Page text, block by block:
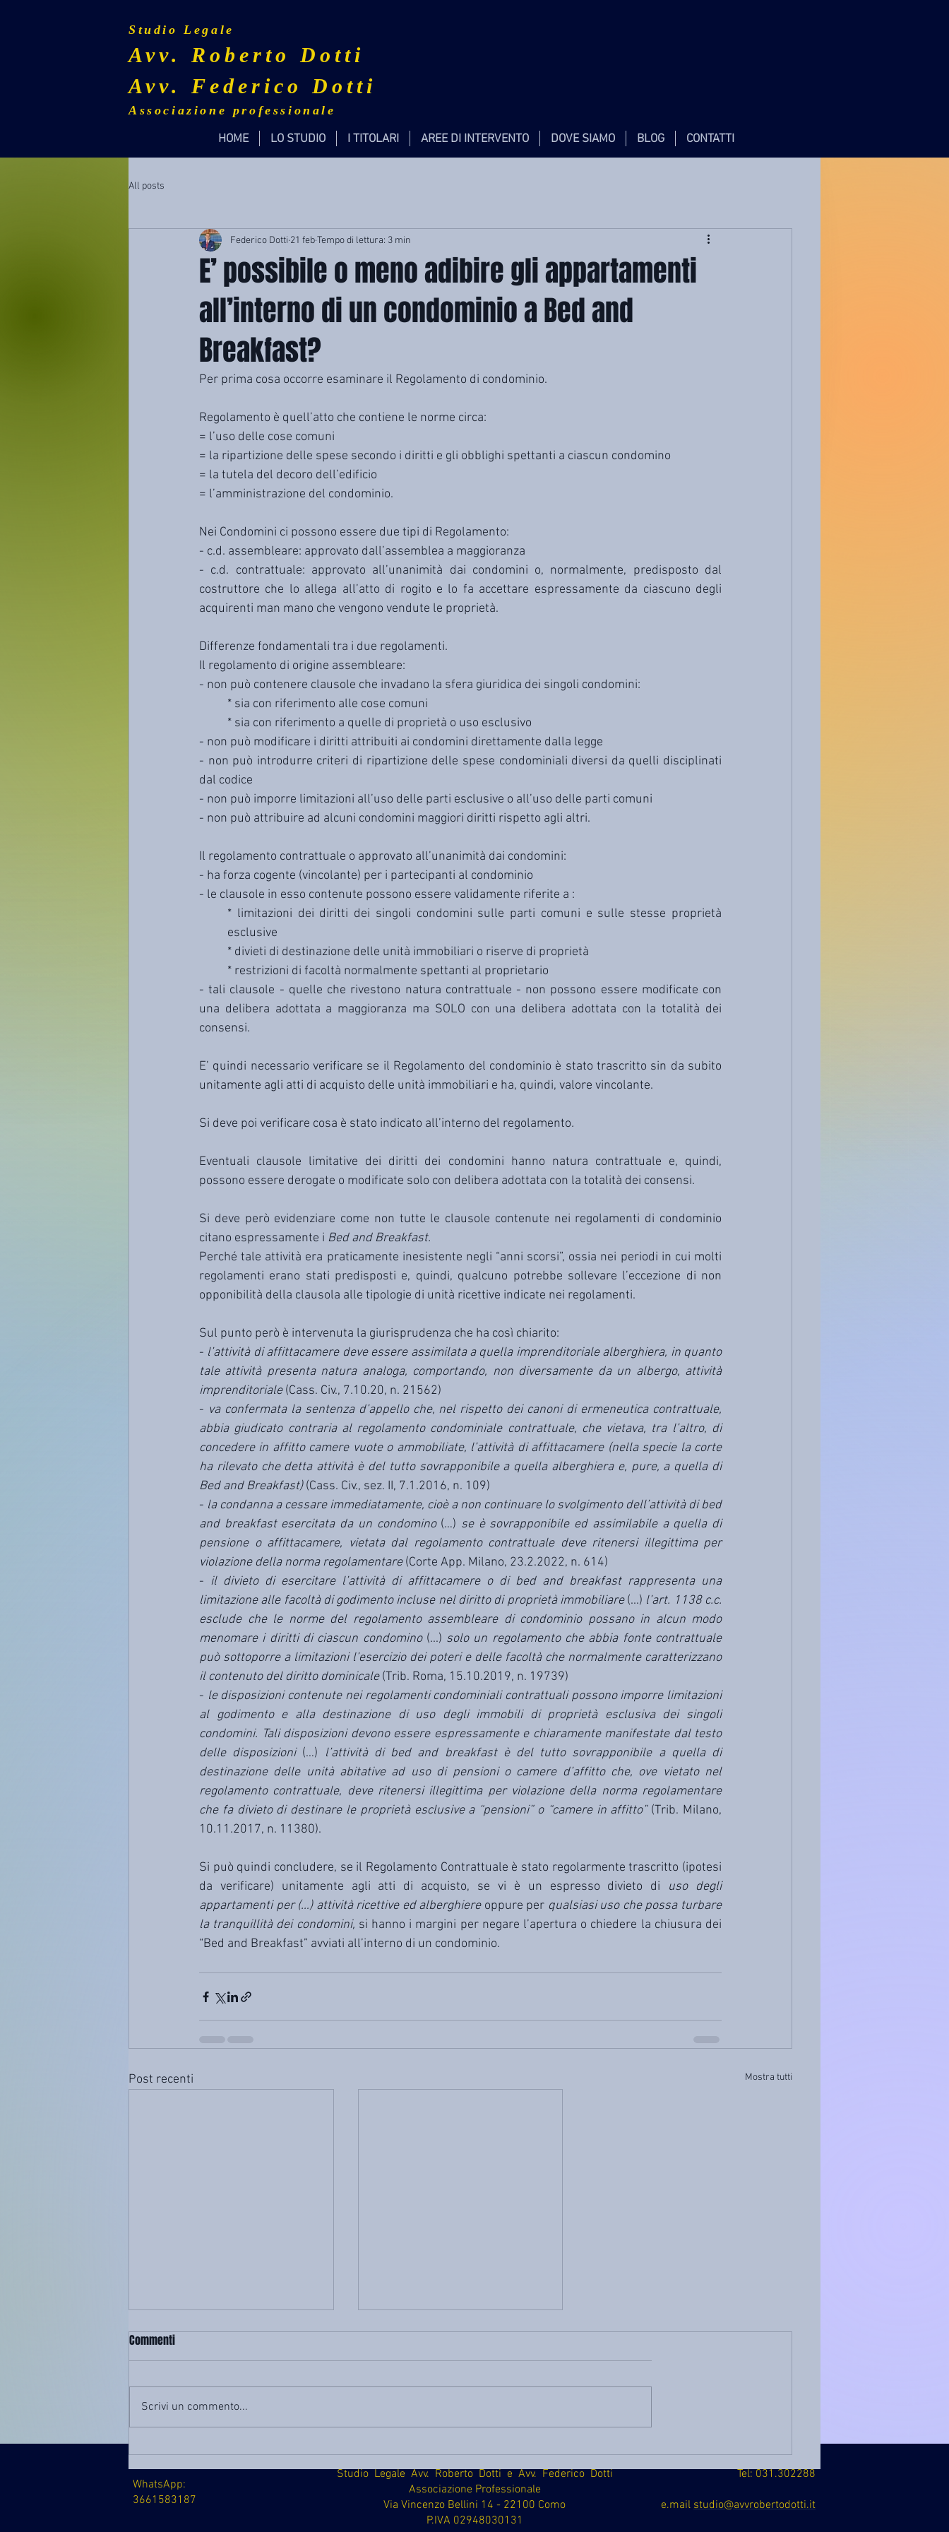
Studio Legale
Avv. Roberto Dotti
Avv. Federico Dotti
Associazione professionale
HOME LO STUDIO I TITOLARI AREE DI INTERVENTO DOVE SIAMO BLOG CONTATTI
All posts
E’ possibile o meno adibire gli appartamenti
all’interno di un condominio a Bed and
Breakfast?
Federico Dotti 21 febTempo di lettura: 3 min
Per prima cosa occorre esaminare il Regolamento di condominio.
Regolamento è quell’atto che contiene le norme circa:
= l’uso delle cose comuni
= la ripartizione delle spese secondo i diritti e gli obblighi spettanti a ciascun condomino
= la tutela del decoro dell’edificio
= l’amministrazione del condominio.
Nei Condomini ci possono essere due tipi di Regolamento:
- c.d. assembleare: approvato dall’assemblea a maggioranza
- c.d. contrattuale: approvato all’unanimità dai condomini o, normalmente, predisposto dal
costruttore che lo allega all’atto di rogito e lo fa accettare espressamente da ciascuno degli
acquirenti man mano che vengono vendute le proprietà.
Differenze fondamentali tra i due regolamenti.
Il regolamento di origine assembleare:
- non può contenere clausole che invadano la sfera giuridica dei singoli condomini:
* sia con riferimento alle cose comuni
* sia con riferimento a quelle di proprietà o uso esclusivo
- non può modificare i diritti attribuiti ai condomini direttamente dalla legge
- non può introdurre criteri di ripartizione delle spese condominiali diversi da quelli disciplinati
dal codice
- non può imporre limitazioni all’uso delle parti esclusive o all’uso delle parti comuni
- non può attribuire ad alcuni condomini maggiori diritti rispetto agli altri.
Il regolamento contrattuale o approvato all’unanimità dai condomini:
- ha forza cogente (vincolante) per i partecipanti al condominio
- le clausole in esso contenute possono essere validamente riferite a :
* limitazioni dei diritti dei singoli condomini sulle parti comuni e sulle stesse proprietà
esclusive
* divieti di destinazione delle unità immobiliari o riserve di proprietà
* restrizioni di facoltà normalmente spettanti al proprietario
- tali clausole - quelle che rivestono natura contrattuale - non possono essere modificate con
una delibera adottata a maggioranza ma SOLO con una delibera adottata con la totalità dei
consensi.
E’ quindi necessario verificare se il Regolamento del condominio è stato trascritto sin da subito
unitamente agli atti di acquisto delle unità immobiliari e ha, quindi, valore vincolante.
Si deve poi verificare cosa è stato indicato all’interno del regolamento.
Eventuali clausole limitative dei diritti dei condomini hanno natura contrattuale e, quindi,
possono essere derogate o modificate solo con delibera adottata con la totalità dei consensi.
Si deve però evidenziare come non tutte le clausole contenute nei regolamenti di condominio
citano espressamente i Bed and Breakfast.
Perché tale attività era praticamente inesistente negli “anni scorsi”, ossia nei periodi in cui molti
regolamenti erano stati predisposti e, quindi, qualcuno potrebbe sollevare l’eccezione di non
opponibilità della clausola alle tipologie di unità ricettive indicate nei regolamenti.
Sul punto però è intervenuta la giurisprudenza che ha così chiarito:
- l’attività di affittacamere deve essere assimilata a quella imprenditoriale alberghiera, in quanto
tale attività presenta natura analoga, comportando, non diversamente da un albergo, attività
imprenditoriale (Cass. Civ., 7.10.20, n. 21562)
- va confermata la sentenza d’appello che, nel rispetto dei canoni di ermeneutica contrattuale,
abbia giudicato contraria al regolamento condominiale contrattuale, che vietava, tra l’altro, di
concedere in affitto camere vuote o ammobiliate, l’attività di affittacamere (nella specie la corte
ha rilevato che detta attività è del tutto sovrapponibile a quella alberghiera e, pure, a quella di
Bed and Breakfast) (Cass. Civ., sez. II, 7.1.2016, n. 109)
- la condanna a cessare immediatamente, cioè a non continuare lo svolgimento dell’attività di bed
and breakfast esercitata da un condomino (…) se è sovrapponibile ed assimilabile a quella di
pensione o affittacamere, vietata dal regolamento contrattuale deve ritenersi illegittima per
violazione della norma regolamentare (Corte App. Milano, 23.2.2022, n. 614)
- il divieto di esercitare l’attività di affittacamere o di bed and breakfast rappresenta una
limitazione alle facoltà di godimento incluse nel diritto di proprietà immobiliare (...) l’art. 1138 c.c.
esclude che le norme del regolamento assembleare di condominio possano in alcun modo
menomare i diritti di ciascun condomino (...) solo un regolamento che abbia fonte contrattuale
può sottoporre a limitazioni l’esercizio dei poteri e delle facoltà che normalmente caratterizzano
il contenuto del diritto dominicale (Trib. Roma, 15.10.2019, n. 19739)
- le disposizioni contenute nei regolamenti condominiali contrattuali possono imporre limitazioni
al godimento e alla destinazione di uso degli immobili di proprietà esclusiva dei singoli
condomini. Tali disposizioni devono essere espressamente e chiaramente manifestate dal testo
delle disposizioni (…)
l’attività di bed and breakfast è del tutto sovrapponibile a quella di
destinazione delle unità abitative ad uso di pensioni o camere d’affitto che, ove vietato nel
regolamento contrattuale, deve ritenersi illegittima per violazione della norma regolamentare
che fa divieto di destinare le proprietà esclusive a “pensioni” o “camere in affitto” (Trib. Milano,
10.11.2017, n. 11380).
Si può quindi concludere, se il Regolamento Contrattuale è stato regolarmente trascritto (ipotesi
da verificare) unitamente agli atti di acquisto, se vi è un espresso divieto di uso degli
appartamenti per (…) attività ricettive ed alberghiere oppure per qualsiasi uso che possa turbare
la tranquillità dei condomini, si hanno i margini per negare l’apertura o chiedere la chiusura dei
“Bed and Breakfast” avviati all’interno di un condominio.
Post recenti Mostra tutti
E’ possibile convocare
Si, ancora oggi è in vigore l’art. 66
delle disp. di att. al c.c. che così
contenere l'indicazione del luogo e
dell'ora della riunione o, s
Conduttore e Locatore - quali
Quali interventi devono essere
proprietario dell’appartamento?
Secondo i principi generali: - il
locatore (pr
Commenti
Scrivi un commento...
WhatsApp:
3661583187
Studio Legale Avv. Roberto Dotti e Avv. Federico Dotti
Associazione Professionale
Via Vincenzo Bellini 14 - 22100 Como
P.IVA 02948030131
Tel: 031.302288
e.mail studio@avvrobertodotti.it